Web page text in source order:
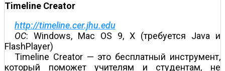
Timeline Creator
http://timeline.cer.jhu.edu
ОС: Windows, Mac OS 9, X (требуется Java и
FlashPlayer)
Timeline Creator — это бесплатный инструмент,
который поможет учителям и студентам, не